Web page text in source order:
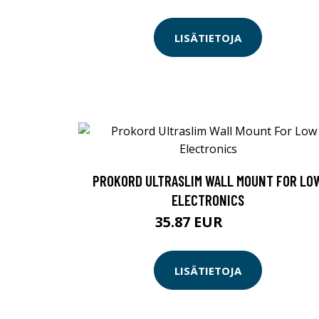
LISÄTIETOJA
PROKORD ULTRASLIM WALL MOUNT FOR
ELECTRONICS
35.87 EUR
LISÄTIETOJA